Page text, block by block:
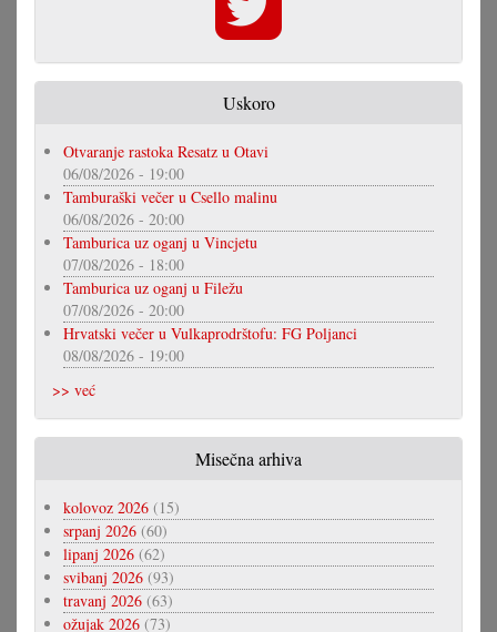
Uskoro
Otvaranje rastoka Resatz u Otavi
06/08/2026 - 19:00
Tamburaški večer u Csello malinu
06/08/2026 - 20:00
Tamburica uz oganj u Vincjetu
07/08/2026 - 18:00
Tamburica uz oganj u Filežu
07/08/2026 - 20:00
Hrvatski večer u Vulkaprodrštofu: FG Poljanci
08/08/2026 - 19:00
>> već
Misečna arhiva
kolovoz 2026 (15)
srpanj 2026 (60)
lipanj 2026 (62)
svibanj 2026 (93)
travanj 2026 (63)
ožujak 2026 (73)